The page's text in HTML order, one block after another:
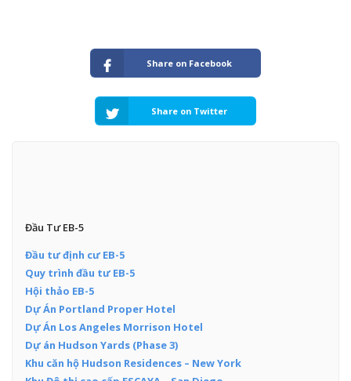
Share on Facebook
Share on Twitter
Đầu Tư EB-5
Đầu tư định cư EB-5
Quy trình đầu tư EB-5
Hội thảo EB-5
Dự Án Portland Proper Hotel
Dự Án Los Angeles Morrison Hotel
Dự án Hudson Yards (Phase 3)
Khu căn hộ Hudson Residences – New York